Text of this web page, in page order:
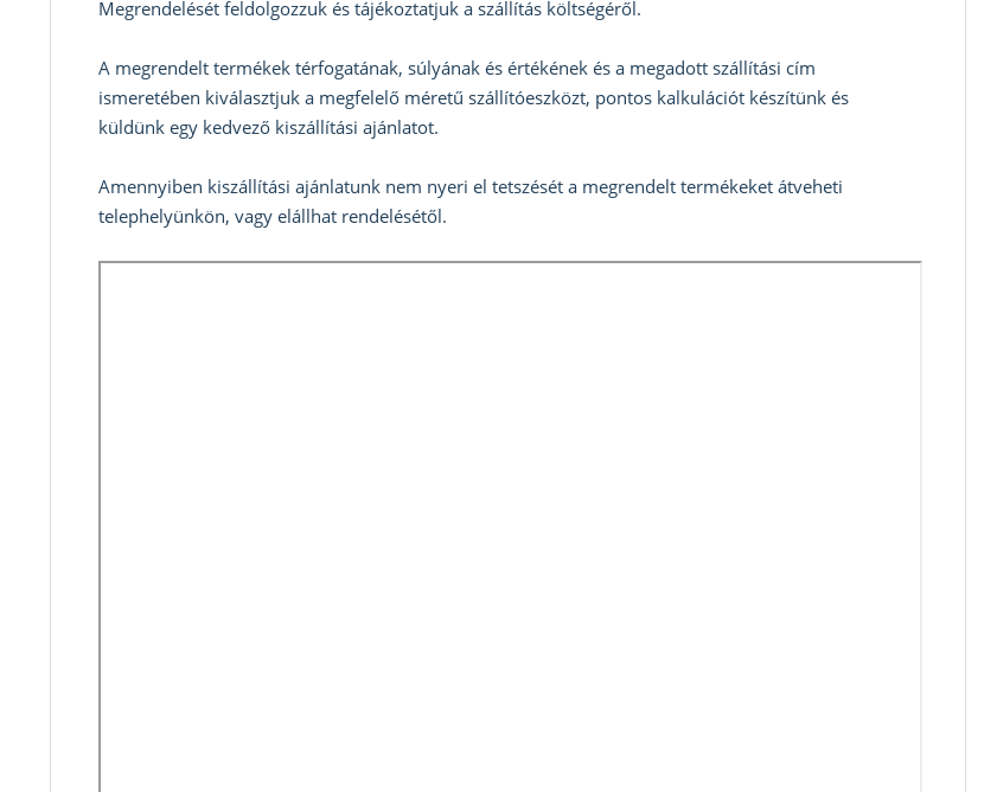
Megrendelését feldolgozzuk és tájékoztatjuk a szállítás költségéről.
A megrendelt termékek térfogatának, súlyának és értékének és a megadott szállítási cím
ismeretében kiválasztjuk a megfelelő méretű szállítóeszközt, pontos kalkulációt készítünk és
küldünk egy kedvező kiszállítási ajánlatot.
Amennyiben kiszállítási ajánlatunk nem nyeri el tetszését a megrendelt termékeket átveheti
telephelyünkön, vagy elállhat rendelésétől.